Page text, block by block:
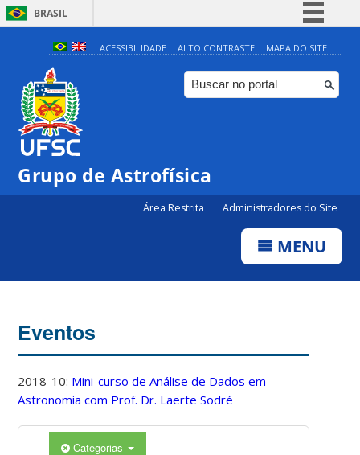
BRASIL
Simplifique!
Comunica BR
Participe
ACESSIBILIDADE ALTO CONTRASTE MAPA DO SITE
Grupo de Astrofísica
Área Restrita Administradores do Site
MENU
Eventos
2018-10: Mini-curso de Análise de Dados em
Astronomia com Prof. Dr. Laerte Sodré
Categorias